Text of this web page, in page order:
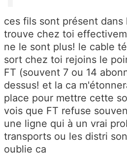
ces fils sont présent dans
trouve chez toi
ne le sont plus! le cable
sort chez toi rejoins le
FT (souvent 7 ou 14
dessus! et la ca
place pour mettre cette
vois que FT refuse
une ligne qui à un vrai
transports ou les distri
oublie ca